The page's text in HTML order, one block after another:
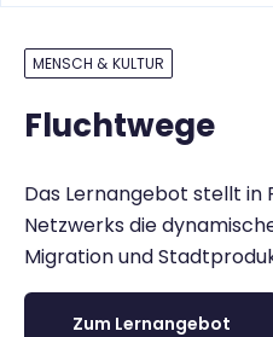
MENSCH & KULTUR
Fluchtwege
Das Lernangebot stellt in
Netzwerks die
Migration und
Zum Lernangebot